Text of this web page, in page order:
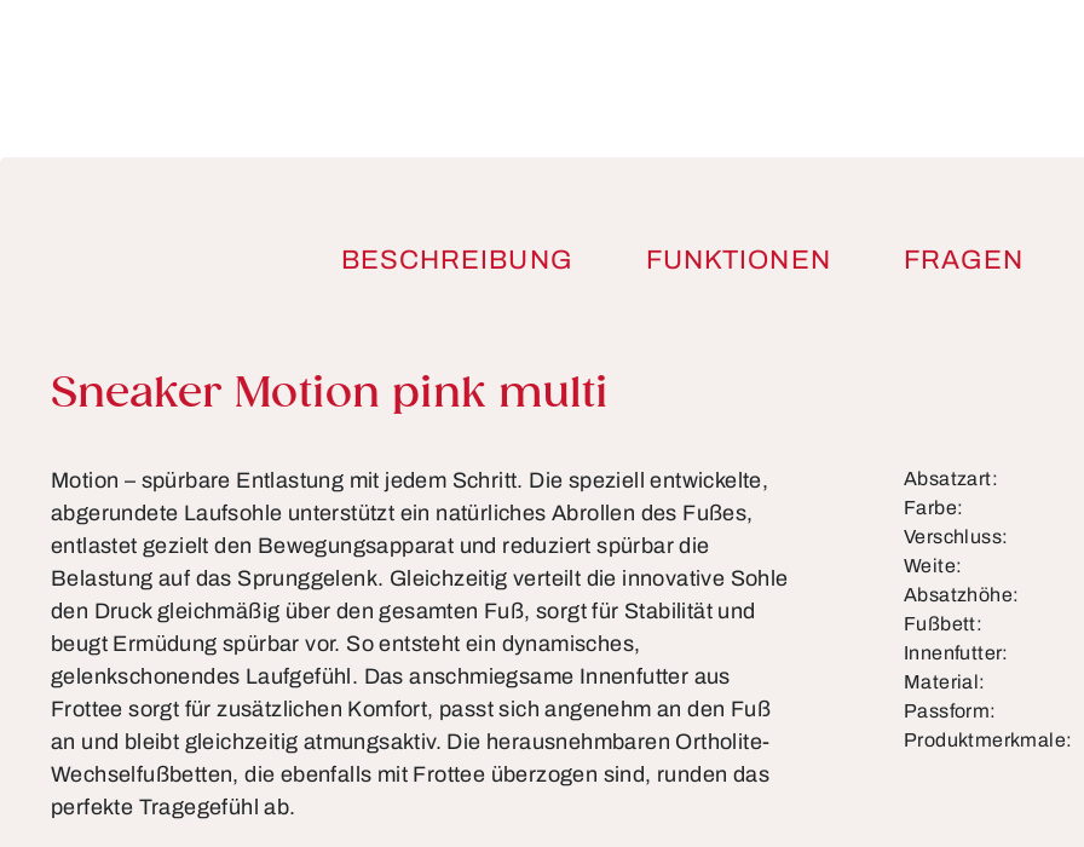
BESCHREIBUNG FUNKTIONEN FRAGEN
Produktinformationen
Sneaker Motion pink multi
Motion – spürbare Entlastung mit jedem Schritt. Die speziell entwickelte,
abgerundete Laufsohle unterstützt ein natürliches Abrollen des Fußes,
entlastet gezielt den Bewegungsapparat und reduziert spürbar die
Belastung auf das Sprunggelenk. Gleichzeitig verteilt die innovative Sohle
den Druck gleichmäßig über den gesamten Fuß, sorgt für Stabilität und
beugt Ermüdung spürbar vor. So entsteht ein dynamisches,
gelenkschonendes Laufgefühl. Das anschmiegsame Innenfutter aus
Frottee sorgt für zusätzlichen Komfort, passt sich angenehm an den Fuß
an und bleibt gleichzeitig atmungsaktiv. Die herausnehmbaren Ortholite-
Wechselfußbetten, die ebenfalls mit Frottee überzogen sind, runden das
perfekte Tragegefühl ab.
Absatzart:
Farbe:
Verschluss:
Weite:
Absatzhöhe:
Fußbett:
Innenfutter:
Material:
Passform:
Produktmerkmale: